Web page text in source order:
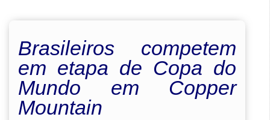
Brasileiros competem
em etapa de Copa do
Mundo em Copper
Mountain